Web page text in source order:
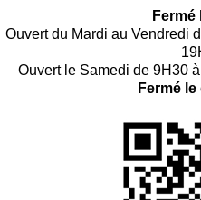
Ouvert du Mardi au Vendredi
Ouvert le Samedi de 9H30
Fermé